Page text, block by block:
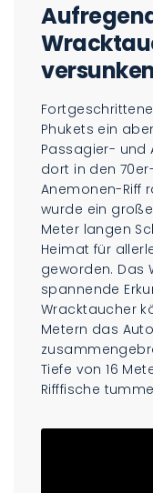
Phukets ein
Passagier- und
dort in den
Anemonen-Riff
wurde ein
Meter langen
Heimat für
geworden. Das
spannende
Wracktaucher
Metern das
Tiefe von 16
Rifffische